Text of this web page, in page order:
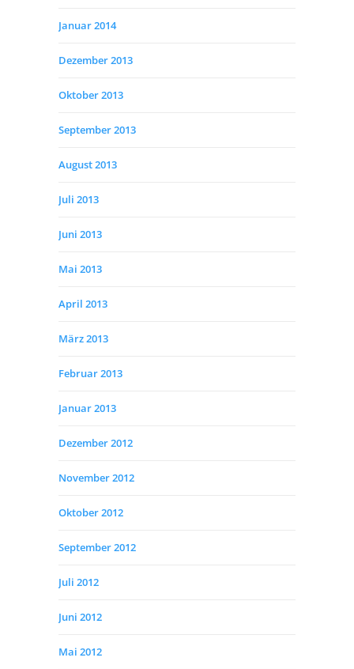
Januar 2014
Dezember 2013
Oktober 2013
September 2013
August 2013
Juli 2013
Juni 2013
Mai 2013
April 2013
März 2013
Februar 2013
Januar 2013
Dezember 2012
November 2012
Oktober 2012
September 2012
Juli 2012
Juni 2012
Mai 2012